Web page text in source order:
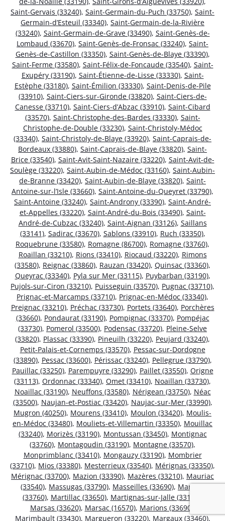
Saint-Gervais (33240), Saint-Germain-du-Puch (33750), Saint-
Germain-d’Esteuil (33340), Saint-Germain-de-la-Rivière
(33240), Saint-Germain-de-Grave (33490), Saint-Genès-de-
Lombaud (33670), Saint-Genès-de-Fronsac (33240), Saint-
Genès-de-Castillon (33350), Saint-Genès-de-Blaye (33390),
Saint-Ferme (33580), Saint-Félix-de-Foncaude (33540), Saint-
Exupéry (33190), Saint-Étienne-de-Lisse (33330), Saint-
Estèphe (33180), Saint-Émilion (33330), Saint-Denis-de-Pile
(33910), Saint-Ciers-sur-Gironde (33820), Saint-Ciers-de-
Canesse (33710), Saint-Ciers-d’Abzac (33910), Saint-Cibard
(33570), Saint-Christophe-des-Bardes (33330), Saint-
Christophe-de-Double (33230), Saint-Christoly-Médoc
(33340), Saint-Christoly-de-Blaye (33920), Saint-Caprais-de-
Bordeaux (33880), Saint-Caprais-de-Blaye (33820), Saint-
Brice (33540), Saint-Avit-Saint-Nazaire (33220), Saint-Avit-de-
Soulège (33220), Saint-Aubin-de-Médoc (33160), Saint-Aubin-
de-Branne (33420), Saint-Aubin-de-Blaye (33820), Saint-
Antoine-sur-l’Isle (33660), Saint-Antoine-du-Queyret (33790),
Saint-Antoine (33240), Saint-Androny (33390), Saint-André-
et-Appelles (33220), Saint-André-du-Bois (33490), Saint-
André-de-Cubzac (33240), Saint-Aignan (33126), Saillans
(33141), Sadirac (33670), Sablons (33910), Ruch (33350),
Roquebrune (33580), Romagne (86700), Romagne (33760),
Roaillan (33210), Rions (33410), Riocaud (33220), Rimons
(33580), Reignac (33860), Rauzan (33420), Quinsac (33360),
Queyrac (33340), Pyla sur Mer (33115), Puybarban (33190),
Pujols-sur-Ciron (33210), Puisseguin (33570), Pugnac (33710),
Prignac-et-Marcamps (33710), Prignac-en-Médoc (33340),
Preignac (33210), Préchac (33730), Portets (33640), Porchères
(33660), Pondaurat (33190), Pompignac (33370), Pompéjac
(33730), Pomerol (33500), Podensac (33720), Pleine-Selve
(33820), Plassac (33390), Pineuilh (33220), Peujard (33240),
Petit-Palais-et-Cornemps (33570), Pessac-sur-Dordogne
(33890), Pessac (33600), Périssac (33240), Pellegrue (33790),
Pauillac (33250), Parempuyre (33290), Paillet (33550), Origne
(33113), Ordonnac (33340), Omet (33410), Noaillan (33730),
Noaillac (33190), Neuffons (33580), Nérigean (33750), Néac
(33500), Naujan-et-Postiac (33420), Naujac-sur-Mer (33990),
Mugron (40250), Mourens (33410), Moulon (33420), Moulis-
en-Médoc (33480), Mouliets-et-Villemartin (33350), Mouillac
(33240), Morizès (33190), Montussan (33450), Montignac
(33760), Montagoudin (33190), Montagne (33570),
Monprimblanc (33410), Mongauzy (33190), Mombrier
(33710), Mios (33380), Mesterrieux (33540), Mérignas (33350),
Mérignac (33700), Mazion (33390), Mazères (33210), Mauriac
(33540), Massugas (33790), Masseilles (33690), Martres
(33760), Martillac (33650), Martignas-sur-Jalle (33127)
Marsas (33620), Marsac (16570), Marions (33690)
Marimbault (33430), Margueron (33220), Margaux (33460),